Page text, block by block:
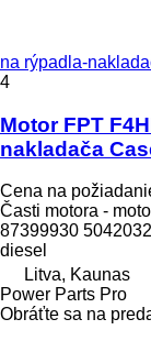
na rýpadla-
4
Motor FPT
nakladača
Cena na
Časti motora -
87399930
diesel
Litva, Kaunas
Power Parts Pro
Obráťte sa na